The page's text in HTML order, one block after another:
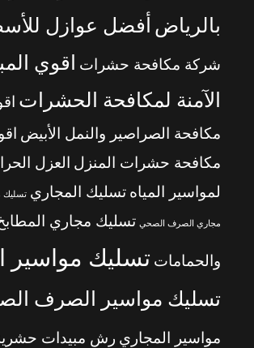
بالرياض أفضل عوازل
شركة مكافحة حشرات
اقوي
الآمنة لمكافحة الحشرات
مكافحة الصراصير والنمل الأبيض
مكافحة حشرات المنزل العزل
لمواسير المياه تسليك المجاري تسليك
مجاري الصرف الصحي تسليك مجاري
والحمامات تسليك مواسير
تسليك مواسير الصرف
مواسير المجاري رش مبيدات